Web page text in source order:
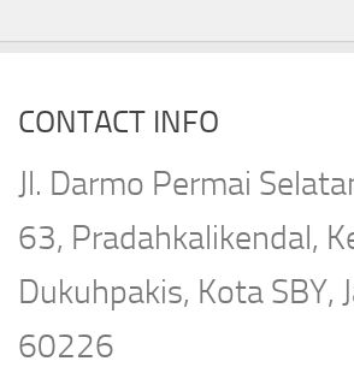
CONTACT INFO
Jl. Darmo Permai
63, Pradahkalikendal,
Dukuhpakis, Kota SBY,
60226